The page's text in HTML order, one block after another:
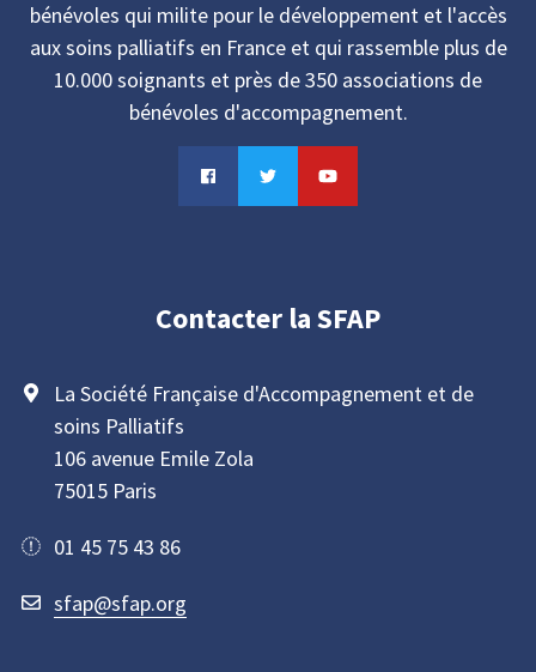
bénévoles qui milite pour le développement et l'accès
aux soins palliatifs en France et qui rassemble plus de
10.000 soignants et près de 350 associations de
bénévoles d'accompagnement.
Contacter la SFAP
La Société Française d'Accompagnement et de
soins Palliatifs
106 avenue Emile Zola
75015 Paris
01 45 75 43 86
sfap@sfap.org